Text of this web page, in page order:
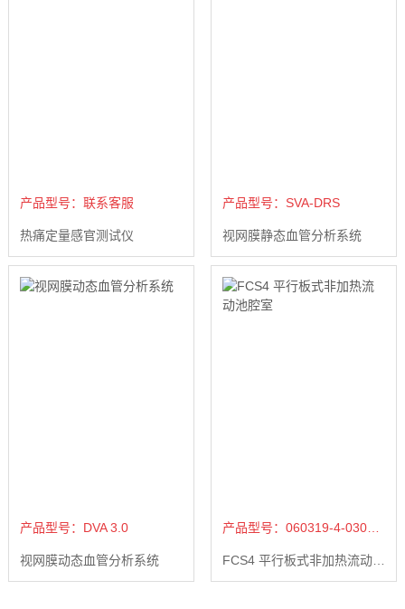
产品型号：联系客服
热痛定量感官测试仪
产品型号：SVA-DRS
视网膜静态血管分析系统
产品型号：DVA 3.0
视网膜动态血管分析系统
产品型号：060319-4-0308-NH
FCS4 平行板式非加热流动池腔室